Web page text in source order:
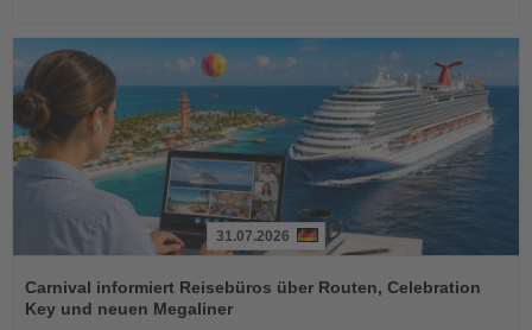
Sie
die
Nachrichten
31.07.2026
Carnival informiert Reisebüros über Routen, Celebration
Key und neuen Megaliner